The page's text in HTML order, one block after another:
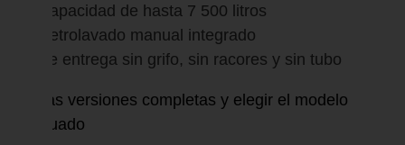
Capacidad de hasta 7 500 litros
Retrolavado manual integrado
Se entrega sin grifo, sin racores y sin tubo
Ver las versiones completas y elegir el modelo
adecuado